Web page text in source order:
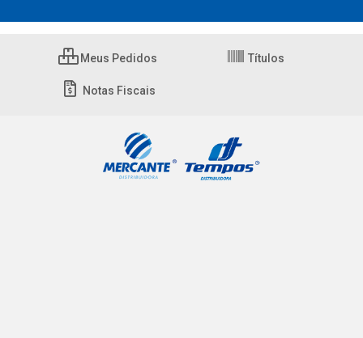
Meus Pedidos Títulos
Notas Fiscais